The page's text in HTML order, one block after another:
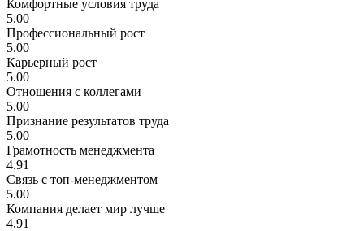
Комфортные условия труда
5.00
Профессиональный рост
5.00
Карьерный рост
5.00
Отношения с коллегами
5.00
Признание результатов труда
5.00
Грамотность менеджмента
4.91
Связь с топ-менеджментом
5.00
Компания делает мир лучше
4.91